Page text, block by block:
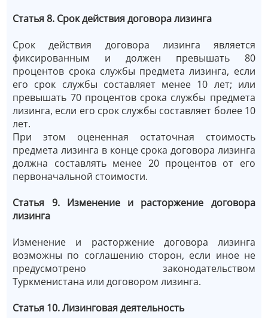
Статья 8. Срок действия договора лизинга
Срок действия договора лизинга является
фиксированным и должен превышать 80
процентов срока службы предмета лизинга, если
его срок службы составляет менее 10 лет; или
превышать 70 процентов срока службы предмета
лизинга, если его срок службы составляет более 10
лет.
При этом оцененная остаточная стоимость
предмета лизинга в конце срока договора лизинга
должна составлять менее 20 процентов от его
первоначальной стоимости.
Статья 9. Изменение и расторжение договора
лизинга
Изменение и расторжение договора лизинга
возможны по соглашению сторон, если иное не
предусмотрено законодательством
Туркменистана или договором лизинга.
Статья 10. Лизинговая деятельность